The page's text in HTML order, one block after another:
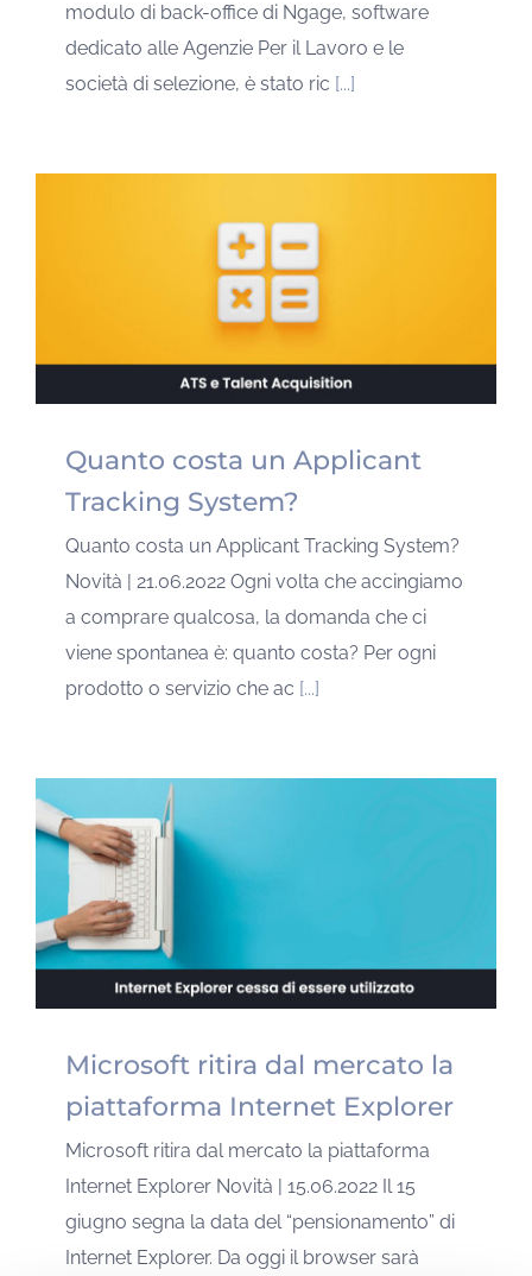
modulo di back-office di Ngage, software
dedicato alle Agenzie Per il Lavoro e le
società di selezione, è stato ric [...]
Quanto costa un Applicant
Tracking System?
Quanto costa un Applicant Tracking System?
Novità | 21.06.2022 Ogni volta che accingiamo
a comprare qualcosa, la domanda che ci
viene spontanea è: quanto costa? Per ogni
prodotto o servizio che ac [...]
Microsoft ritira dal mercato la
piattaforma Internet Explorer
Microsoft ritira dal mercato la piattaforma
Internet Explorer Novità | 15.06.2022 Il 15
giugno segna la data del “pensionamento” di
Internet Explorer. Da oggi il browser sarà